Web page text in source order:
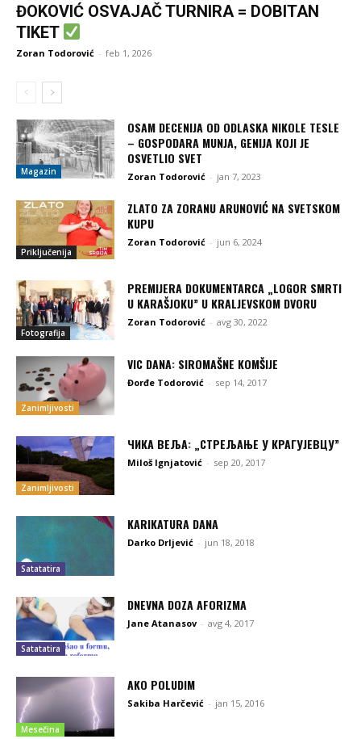
ĐOKOVIĆ OSVAJAČ TURNIRA = DOBITAN
TIKET
Zoran Todorović - feb 1, 2026
Magazin
OSAM DECENIJA OD ODLASKA NIKOLE TESLE
– GOSPODARA MUNJA, GENIJA KOJI JE
OSVETLIO SVET
Zoran Todorović - jan 7, 2023
Priključenija
ZLATO ZA ZORANU ARUNOVIĆ NA SVETSKOM
KUPU
Zoran Todorović - jun 6, 2024
Fotografija
PREMIJERA DOКUMENTARCA „LOGOR SMRTI
U KARAŠJOКU” U KRALJEVSКOM DVORU
Zoran Todorović - avg 30, 2022
Zanimljivosti
VIC DANA: SIROMAŠNE KOMŠIJE
Đorđe Todorović - sep 14, 2017
Zanimljivosti
ЧИКА ВЕЉА: „СТРЕЉАЊЕ У КРАГУЈЕВЦУ”
Miloš Ignjatović - sep 20, 2017
Satatatira
KARIKATURA DANA
Darko Drljević - jun 18, 2018
Satatatira
DNEVNA DOZA AFORIZMA
Jane Atanasov - avg 4, 2017
Mesečina
AKO POLUDIM
Sakiba Harčević - jan 15, 2016